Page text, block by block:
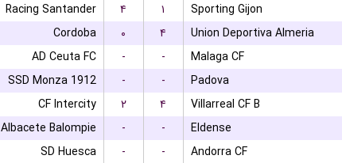
Racing Santander
۴ ۱ Sporting Gijon
Cordoba
۰ ۴ Union Deportiva Almeria
AD Ceuta FC
- - Malaga CF
SSD Monza 1912
- - Padova
CF Intercity
۲ ۴ Villarreal CF B
Albacete Balompie
- - Eldense
SD Huesca
- - Andorra CF